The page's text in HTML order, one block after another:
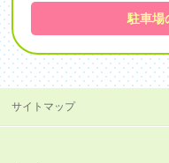
駐車場
サイトマップ